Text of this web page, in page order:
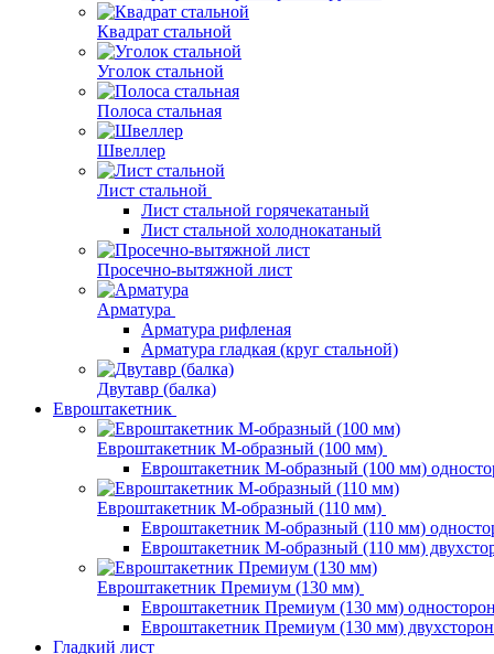
Квадрат стальной
Уголок стальной
Полоса стальная
Швеллер
Лист стальной
Лист стальной горячекатаный
Лист стальной холоднокатаный
Просечно-вытяжной лист
Арматура
Арматура рифленая
Арматура гладкая (круг стальной)
Двутавр (балка)
Евроштакетник
Евроштакетник М-образный (100 мм)
Евроштакетник М-образный (100 мм)
Евроштакетник М-образный (110 мм)
Евроштакетник М-образный (110 мм)
Евроштакетник М-образный (110 мм)
Евроштакетник Премиум (130 мм)
Евроштакетник Премиум (130 мм)
Евроштакетник Премиум (130 мм)
Гладкий лист